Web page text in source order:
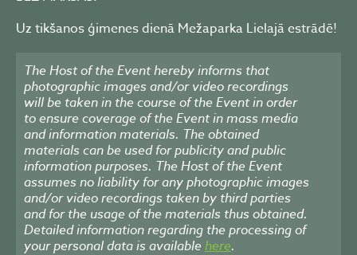
Uz tikšanos ģimenes dienā Mežaparka Lielajā estrādē!
The Host of the Event hereby informs that
photographic images and/or video recordings
will be taken in the course of the Event in order
to ensure coverage of the Event in mass media
and information materials. The obtained
materials can be used for publicity and public
information purposes. The Host of the Event
assumes no liability for any photographic images
and/or video recordings taken by third parties
and for the usage of the materials thus obtained.
Detailed information regarding the processing of
your personal data is available here.